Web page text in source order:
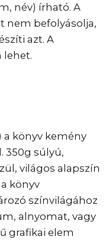
név) írható. A
nem befolyásolja,
azt. A
lehet.
a könyv kemény
350g súlyú,
világos alapszín
könyv
színvilágához
alnyomat, vagy
grafikai elem